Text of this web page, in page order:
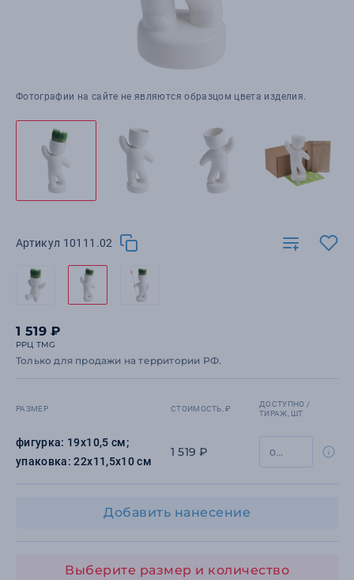
Фотографии на сайте не являются образцом цвета изделия.
Артикул 10111.02
1 519 ₽
РРЦ TMG
Только для продажи на территории РФ.
РАЗМЕР СТОИМОСТЬ, ₽
ДОСТУПНО /
ТИРАЖ, ШТ
фигурка: 19х10,5 см;
упаковка: 22х11,5х10 см
1 519 ₽
Добавить нанесение
Выберите размер и количество